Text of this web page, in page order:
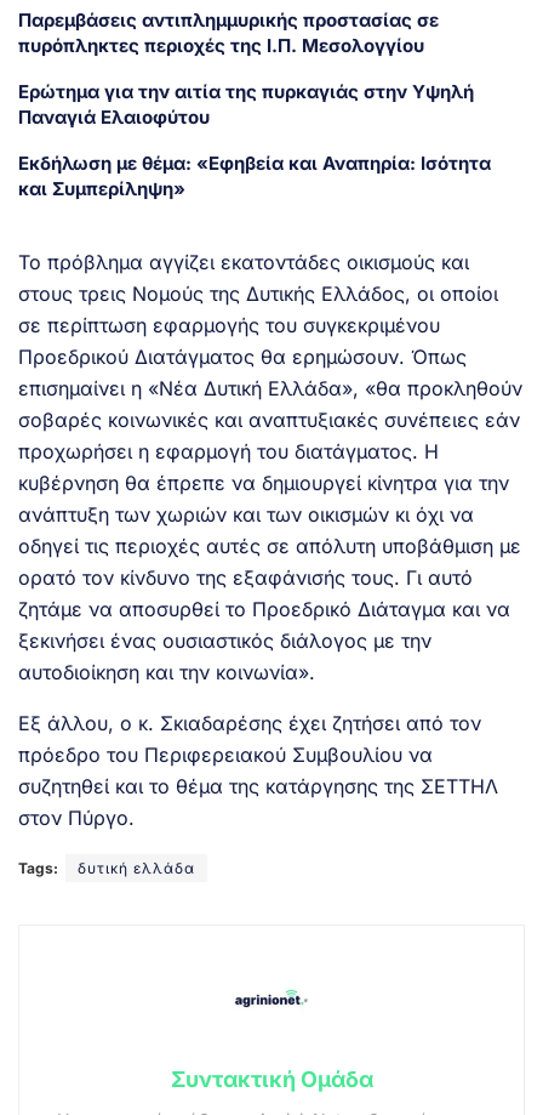
Παρεμβάσεις αντιπλημμυρικής προστασίας σε
πυρόπληκτες περιοχές της Ι.Π. Μεσολογγίου
Ερώτημα για την αιτία της πυρκαγιάς στην Υψηλή
Παναγιά Ελαιοφύτου
Εκδήλωση με θέμα: «Εφηβεία και Αναπηρία: Ισότητα
και Συμπερίληψη»
Το πρόβλημα αγγίζει εκατοντάδες οικισμούς και
στους τρεις Νομούς της Δυτικής Ελλάδος, οι οποίοι
σε περίπτωση εφαρμογής του συγκεκριμένου
Προεδρικού Διατάγματος θα ερημώσουν. Όπως
επισημαίνει η «Νέα Δυτική Ελλάδα», «θα προκληθούν
σοβαρές κοινωνικές και αναπτυξιακές συνέπειες εάν
προχωρήσει η εφαρμογή του διατάγματος. Η
κυβέρνηση θα έπρεπε να δημιουργεί κίνητρα για την
ανάπτυξη των χωριών και των οικισμών κι όχι να
οδηγεί τις περιοχές αυτές σε απόλυτη υποβάθμιση με
ορατό τον κίνδυνο της εξαφάνισής τους. Γι αυτό
ζητάμε να αποσυρθεί το Προεδρικό Διάταγμα και να
ξεκινήσει ένας ουσιαστικός διάλογος με την
αυτοδιοίκηση και την κοινωνία».
Εξ άλλου, ο κ. Σκιαδαρέσης έχει ζητήσει από τον
πρόεδρο του Περιφερειακού Συμβουλίου να
συζητηθεί και το θέμα της κατάργησης της ΣΕΤΤΗΛ
στον Πύργο.
Tags: δυτική ελλάδα
Συντακτική Ομάδα